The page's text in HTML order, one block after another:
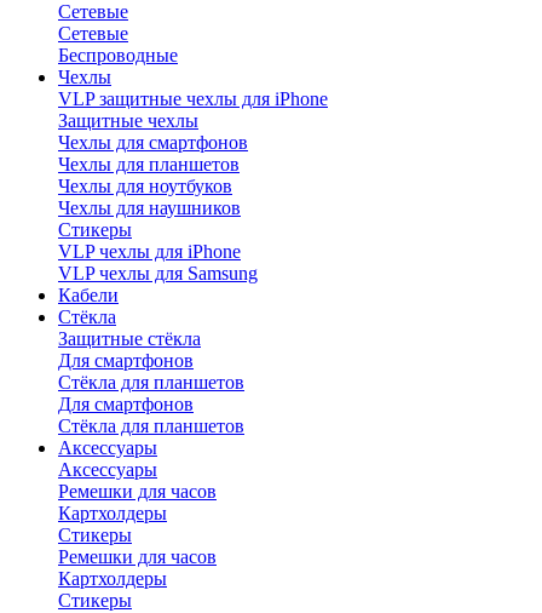
Сетевые
Сетевые
Беспроводные
Чехлы
VLP защитные чехлы для iPhone
Защитные чехлы
Чехлы для смартфонов
Чехлы для планшетов
Чехлы для ноутбуков
Чехлы для наушников
Стикеры
VLP чехлы для iPhone
VLP чехлы для Samsung
Кабели
Стёкла
Защитные стёкла
Для смартфонов
Стёкла для планшетов
Для смартфонов
Стёкла для планшетов
Аксессуары
Аксессуары
Ремешки для часов
Картхолдеры
Стикеры
Ремешки для часов
Картхолдеры
Стикеры